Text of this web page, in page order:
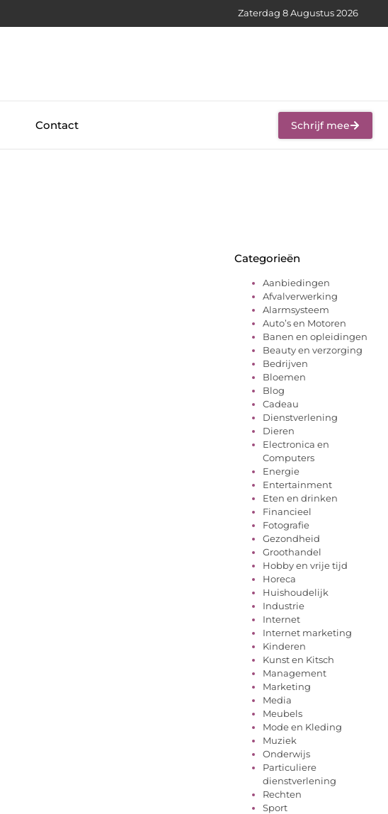
Zaterdag 8 Augustus 2026
Contact Schrijf mee
Categorieën
Aanbiedingen
Afvalverwerking
Alarmsysteem
Auto’s en Motoren
Banen en opleidingen
Beauty en verzorging
Bedrijven
Bloemen
Blog
Cadeau
Dienstverlening
Dieren
Electronica en
Computers
Energie
Entertainment
Eten en drinken
Financieel
Fotografie
Gezondheid
Groothandel
Hobby en vrije tijd
Horeca
Huishoudelijk
Industrie
Internet
Internet marketing
Kinderen
Kunst en Kitsch
Management
Marketing
Media
Meubels
Mode en Kleding
Muziek
Onderwijs
Particuliere
dienstverlening
Rechten
Sport